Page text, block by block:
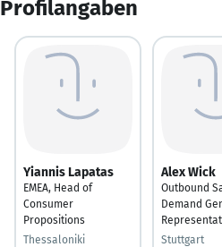
Profilangaben
Yiannis Lapatas
EMEA, Head of
Consumer
Propositions
Thessaloniki
Alex Wick
Outbound
Demand
Stuttgart